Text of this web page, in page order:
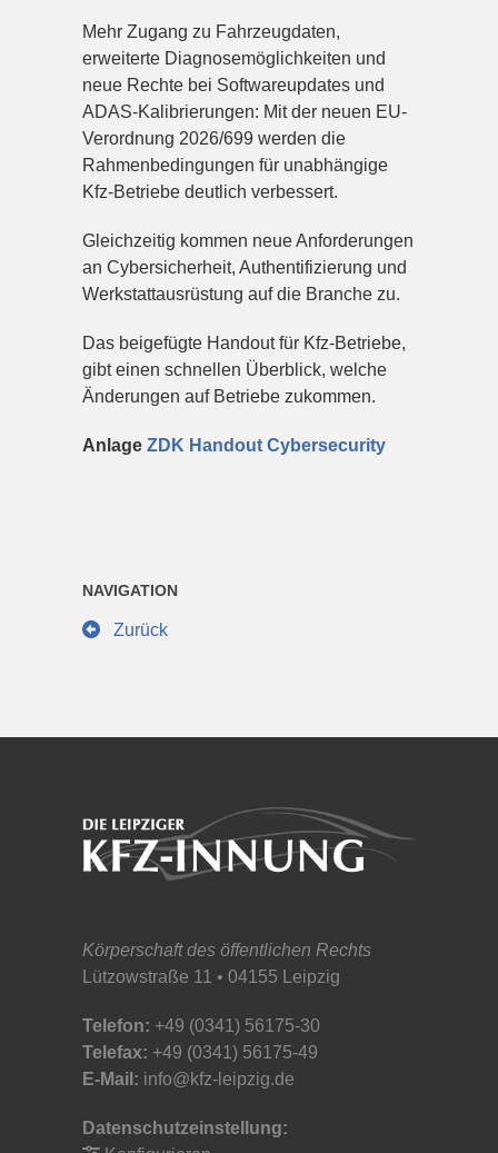
Mehr Zugang zu Fahrzeugdaten,
erweiterte Diagnosemöglichkeiten und
neue Rechte bei Softwareupdates und
ADAS-Kalibrierungen: Mit der neuen EU-
Verordnung 2026/699 werden die
Rahmenbedingungen für unabhängige
Kfz-Betriebe deutlich verbessert.
Gleichzeitig kommen neue Anforderungen
an Cybersicherheit, Authentifizierung und
Werkstattausrüstung auf die Branche zu.
Das beigefügte Handout für Kfz-Betriebe,
gibt einen schnellen Überblick, welche
Änderungen auf Betriebe zukommen.
Anlage ZDK Handout Cybersecurity
NAVIGATION
Zurück
Körperschaft des öffentlichen Rechts
Lützowstraße 11 • 04155 Leipzig
Telefon: +49 (0341) 56175-30
Telefax: +49 (0341) 56175-49
E-Mail: info@kfz-leipzig.de
Datenschutzeinstellung: